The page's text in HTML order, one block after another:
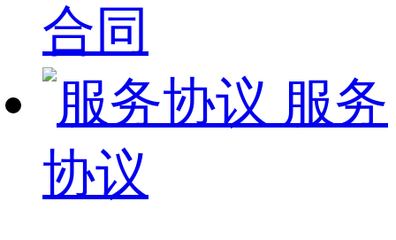
合同
服务
协议